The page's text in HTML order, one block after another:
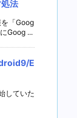
法
「Goog
Goog ...
E
していた